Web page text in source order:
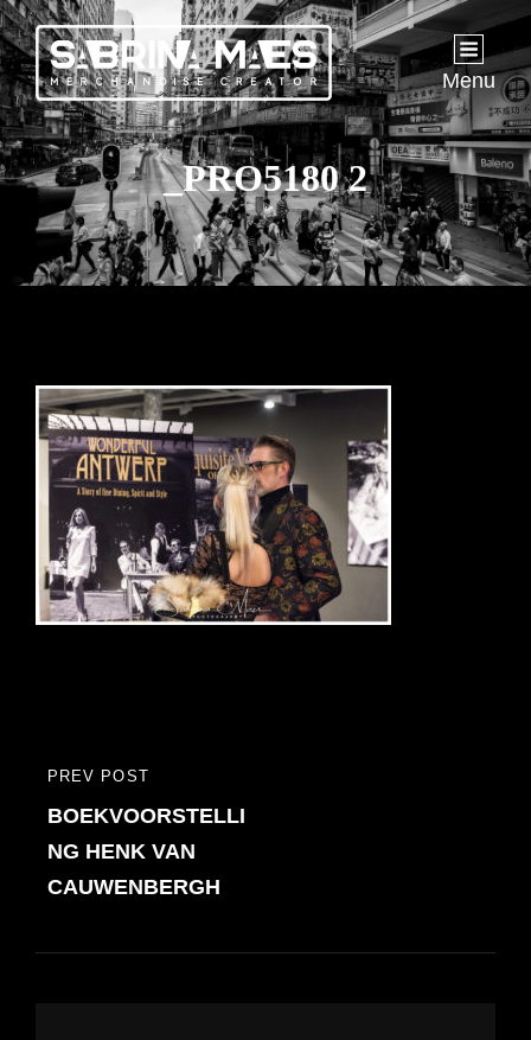
Menu
_PRO5180 2
Bericht
navigatie
PREVIOUS
POST
PREV POST
BOEKVOORSTELLI
NG HENK VAN
CAUWENBERGH